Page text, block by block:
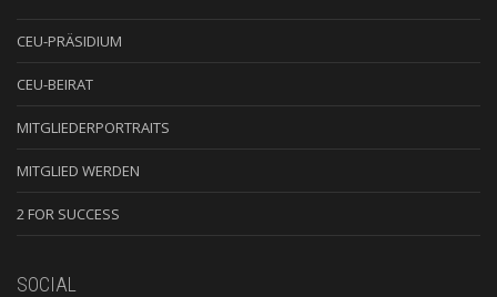
CEU-PRÄSIDIUM
CEU-BEIRAT
MITGLIEDERPORTRAITS
MITGLIED WERDEN
2 FOR SUCCESS
SOCIAL